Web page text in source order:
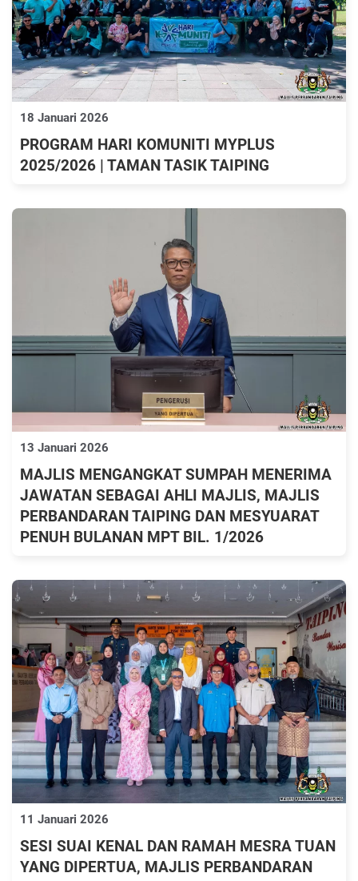
18 Januari 2026
PROGRAM HARI KOMUNITI MYPLUS
2025/2026 | TAMAN TASIK TAIPING
13 Januari 2026
MAJLIS MENGANGKAT SUMPAH MENERIMA
JAWATAN SEBAGAI AHLI MAJLIS, MAJLIS
PERBANDARAN TAIPING DAN MESYUARAT
PENUH BULANAN MPT BIL. 1/2026
11 Januari 2026
SESI SUAI KENAL DAN RAMAH MESRA TUAN
YANG DIPERTUA, MAJLIS PERBANDARAN